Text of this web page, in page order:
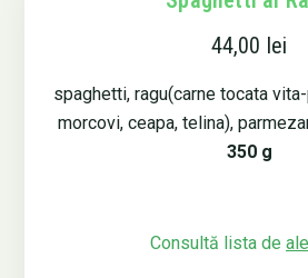
44,00 lei
spaghetti, ragu(carne tocata
morcovi, ceapa, telina),
350 g
Consultă lista de